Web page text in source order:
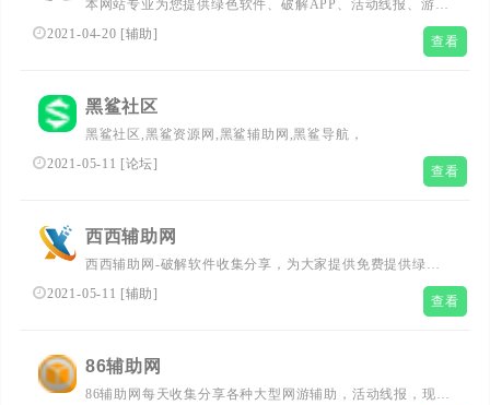
本网站专业为您提供绿色软件、破解APP、活动线报、游戏
辅助工具、网站源码、现金红包等!想要了解更多冷兮辅助
网，我爱辅助网,游戏辅助网,辅助网,辅助论坛，我爱网，的
2021-04-20 [辅助] 查看
黑鲨社区
黑鲨社区,黑鲨资源网,黑鲨辅助网,黑鲨导航，
2021-05-11 [论坛] 查看
西西辅助网
西西辅助网-破解软件收集分享，为大家提供免费提供绿色
安全游戏辅助，打造全网游戏辅助资源分享排优秀品牌!
2021-05-11 [辅助] 查看
86辅助网
86辅助网每天收集分享各种大型网游辅助，活动线报，现金